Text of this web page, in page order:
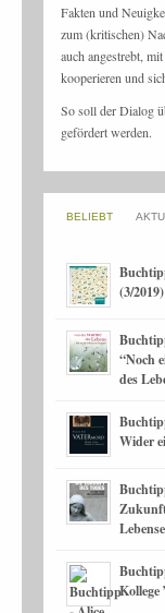
Fakten und
zum (kritischen)
auch angestrebt,
kooperieren und
So soll der Dialog
gefördert werden.
BELIEBT
(3/
“Noch
des
Wider
Zukunft
Kollege